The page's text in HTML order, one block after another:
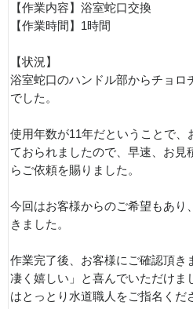
【作業内容】浴室蛇口交換
【作業時間】1時間
【状況】
浴室蛇口のハンドル部からチョロ
でした。
使用年数が11年だということで
ておられましたので、早速、お見
らご依頼を賜りました。
今回はお客様からのご希望もあり
きました。
作業完了後、お客様にご確認頂き
凄く嬉しい」と喜んでいただけま
はとっとり水道職人をご指名くだ